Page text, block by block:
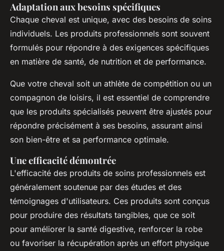
Adaptation aux besoins spécifiques
Chaque cheval est unique, avec des besoins de soins
individuels. Les produits professionnels sont souvent
formulés pour répondre à des exigences spécifiques
en matière de santé, de nutrition et de performance.
Que votre cheval soit un athlète de compétition ou un
compagnon de loisirs, il est essentiel de comprendre
que les produits spécialisés peuvent être ajustés pour
répondre précisément à ses besoins, assurant ainsi
son bien-être et sa performance optimale.
Une efficacité démontrée
L'efficacité des produits de soins professionnels est
généralement soutenue par des études et des
témoignages d'utilisateurs. Ces produits sont conçus
pour produire des résultats tangibles, que ce soit
pour améliorer la santé digestive, renforcer la robe
ou favoriser la récupération après un effort physique